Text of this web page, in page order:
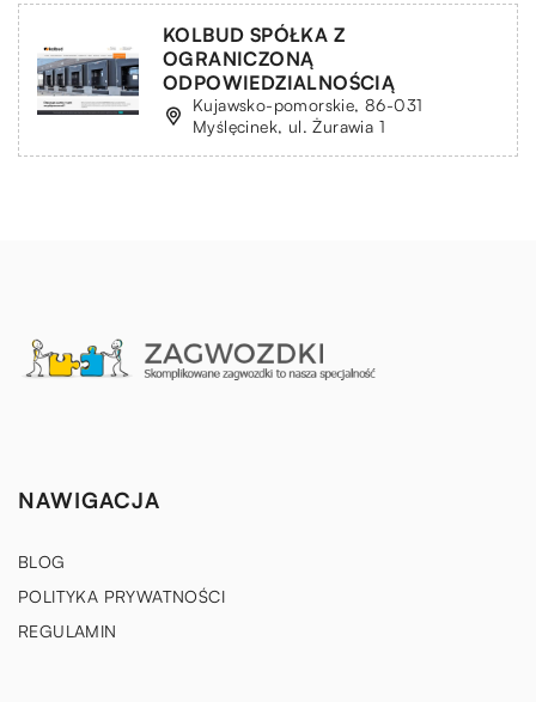
KOLBUD SPÓŁKA Z
OGRANICZONĄ
ODPOWIEDZIALNOŚCIĄ
Kujawsko-pomorskie, 86-031
Myślęcinek, ul. Żurawia 1
NAWIGACJA
BLOG
POLITYKA PRYWATNOŚCI
REGULAMIN